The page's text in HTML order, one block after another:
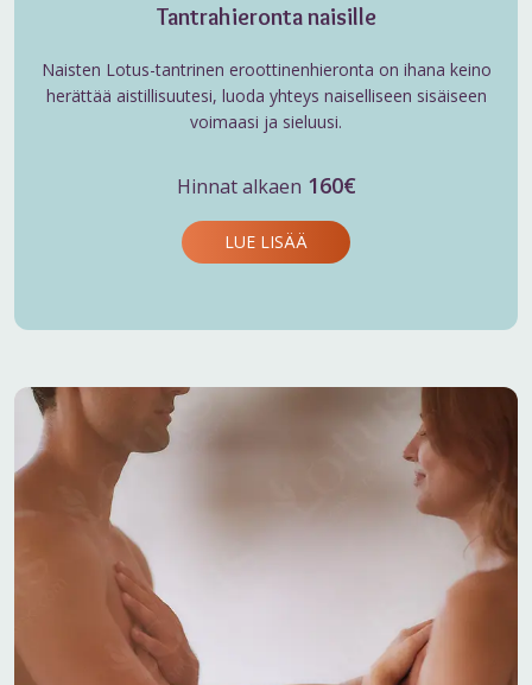
Tantrahieronta naisille
Naisten Lotus-tantrinen eroottinenhieronta on ihana keino
herättää aistillisuutesi, luoda yhteys naiselliseen sisäiseen
voimaasi ja sieluusi.
Hinnat alkaen 160€
LUE LISÄÄ